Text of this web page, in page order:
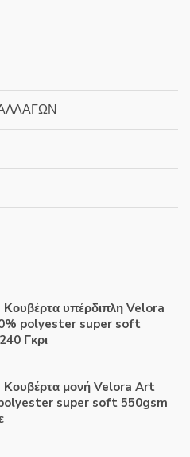
υπέρδιπλη Velora
polyester super soft
Γκρι
μονή Velora Art
super soft 550gsm